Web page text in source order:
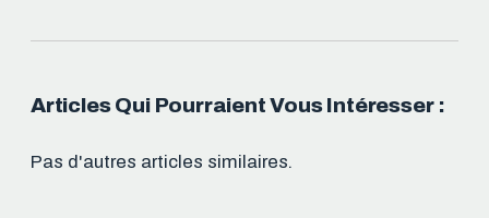
Articles Qui Pourraient Vous Intéresser :
Pas d'autres articles similaires.